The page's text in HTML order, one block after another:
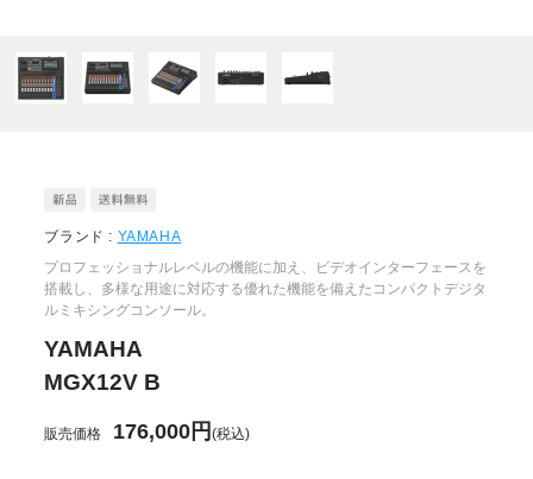
ブランド : YAMAHA
プロフェッショナルレベルの機能に加え、ビデオインターフェースを
搭載し、多様な用途に対応する優れた機能を備えたコンパクトデジタ
ルミキシングコンソール。
YAMAHA
MGX12V B
販売価格 176,000円(税込)